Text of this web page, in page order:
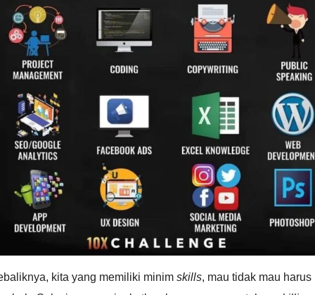
kita yang memiliki minim skills, mau tidak mau harus